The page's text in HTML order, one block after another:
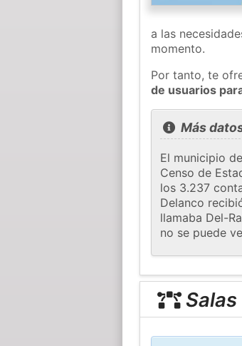
a las
momento.
Por tanto, te
de usuarios
Más
El municipio
Censo de
los 3.237
Delanco
llamaba Del-
no se puede
Salas